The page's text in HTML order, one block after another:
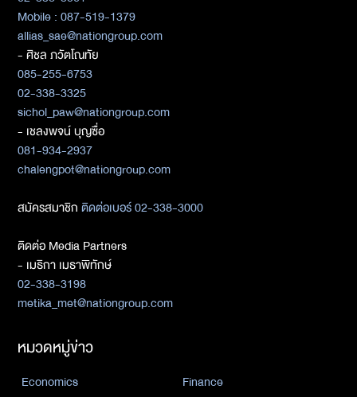
Mobile : 087-519-1379
allias_sae@nationgroup.com
- ศิชล ภวัตโณทัย
085-255-6753
02-338-3325
sichol_paw@nationgroup.com
- เชลงพจน์ บุญซื่อ
081-934-2937
chalengpot@nationgroup.com
สมัครสมาชิกติดต่อเบอร์ 02-338-3000
ติดต่อ Media Partners
- เมธิกา เมธาพิทักษ์
02-338-3198
metika_met@nationgroup.com
หมวดหมู่ข่าว
Economics
Finance